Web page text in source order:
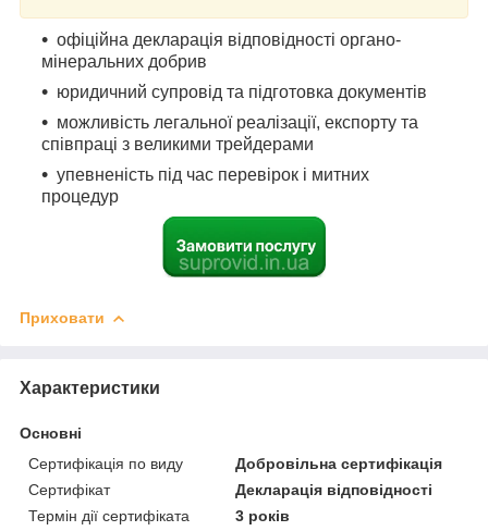
офіційна декларація відповідності органо-
мінеральних добрив
юридичний супровід та підготовка документів
можливість легальної реалізації, експорту та
співпраці з великими трейдерами
упевненість під час перевірок і митних
процедур
Приховати
Характеристики
Основні
Сертифікація по виду
Добровільна сертифікація
Сертифікат
Декларація відповідності
Термін дії сертифіката
3 років